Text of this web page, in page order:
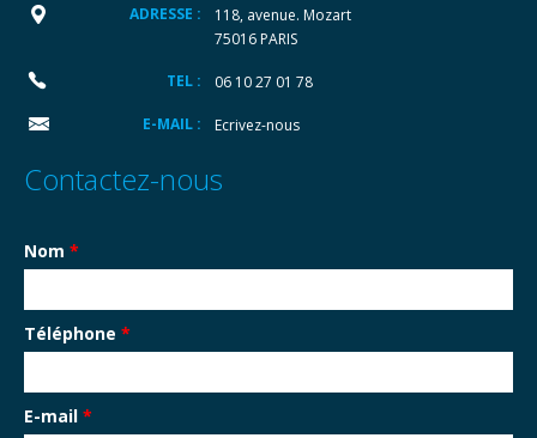
ADRESSE :
118, avenue. Mozart
75016 PARIS
TEL : 06 10 27 01 78
E-MAIL : Ecrivez-nous
Contactez-nous
Nom *
Téléphone *
E-mail *